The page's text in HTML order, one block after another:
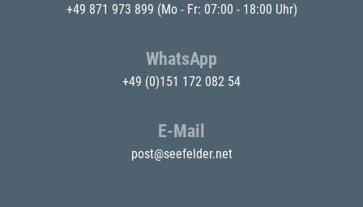
+49 871 973 899 (Mo - Fr: 07:00 - 18:00 Uhr)
WhatsApp
+49 (0)151 172 082 54
E-Mail
post@seefelder.net